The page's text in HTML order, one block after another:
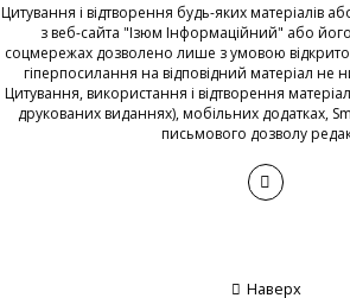
Цитування і відтворення будь-яких матеріалів
з веб-сайта "Ізюм Інформаційний" або його
соцмережах дозволено лише з умовою
гіперпосилання на відповідний матеріал не
Цитування, використання і відтворення
друкованих виданнях), мобільних додатках,
письмового дозволу
Наверх